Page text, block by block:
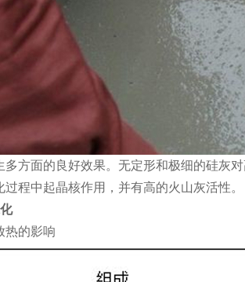
方面的良好效果。无定形和极细的硅灰
程中起晶核作用，并有高的火山灰活性。
热的影响